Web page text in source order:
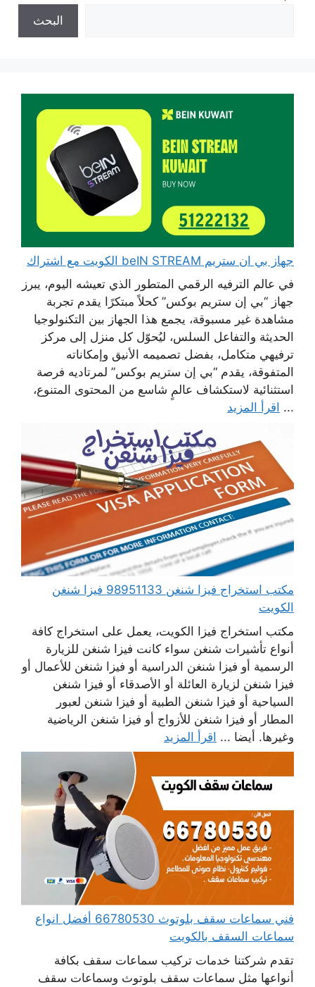
البحث
جهاز بي ان ستريم beIN STREAM الكويت مع اشتراك
في عالم الترفيه الرقمي المتطور الذي تعيشه اليوم، يبرز
جهاز “بي إن ستريم بوكس” كحلاً مبتكرًا يقدم تجربة
مشاهدة غير مسبوقة، يجمع هذا الجهاز بين التكنولوجيا
الحديثة والتفاعل السلس، ليُحوّل كل منزل إلى مركز
ترفيهي متكامل، بفضل تصميمه الأنيق وإمكاناته
المتفوقة، يقدم “بي إن ستريم بوكس” لمرتاديه فرصة
استثنائية لاستكشاف عالمٍ شاسع من المحتوى المتنوع،
... اقرأ المزيد
مكتب استخراج فيزا شنغن 98951133 فيزا شنغن
الكويت
مكتب استخراج فيزا الكويت، يعمل على استخراج كافة
أنواع تأشيرات شنغن سواء كانت فيزا شنغن للزيارة
الرسمية أو فيزا شنغن الدراسية أو فيزا شنغن للأعمال أو
فيزا شنغن لزيارة العائلة أو الأصدقاء أو فيزا شنغن
السياحية أو فيزا شنغن الطبية أو فيزا شنغن لعبور
المطار أو فيزا شنغن للأزواج أو فيزا شنغن الرياضية
وغيرها. أيضا ... اقرأ المزيد
فني سماعات سقف بلوتوث 66780530 أفضل انواع
سماعات السقف بالكويت
تقدم شركتنا خدمات تركيب سماعات سقف بكافة
أنواعها مثل سماعات سقف بلوتوث وسماعات سقف